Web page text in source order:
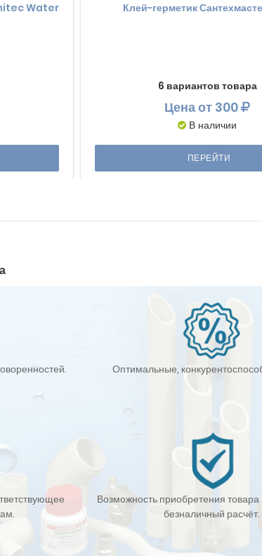
Water Клей-герметик
6 вариантов товара
Ценаот 300
В наличии
ПЕРЕЙТИ
Оптимальные,
Возможность приобретения
безналичный расчёт.